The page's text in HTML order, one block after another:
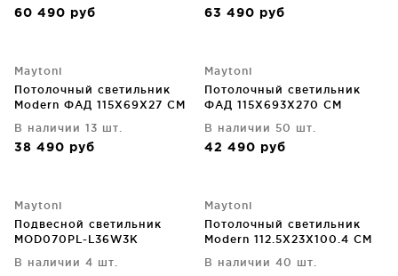
60 490 руб 63 490 руб
Maytoni
Потолочный светильник
Modern ФАД 115X69X27 CM
В наличии 13 шт.
38 490 руб
Maytoni
Потолочный светильник
ФАД 115X693X270 CM
В наличии 50 шт.
42 490 руб
Maytoni
Подвесной светильник
MOD070PL-L36W3K
В наличии 4 шт.
Maytoni
Потолочный светильник
Modern 112.5X23X100.4 CM
В наличии 40 шт.